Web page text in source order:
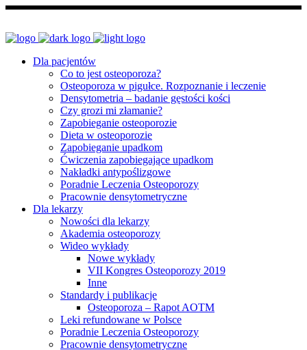
Dla pacjentów
Co to jest osteoporoza?
Osteoporoza w pigułce. Rozpoznanie i leczenie
Densytometria – badanie gęstości kości
Czy grozi mi złamanie?
Zapobieganie osteoporozie
Dieta w osteoporozie
Zapobieganie upadkom
Ćwiczenia zapobiegające upadkom
Nakładki antypoślizgowe
Poradnie Leczenia Osteoporozy
Pracownie densytometryczne
Dla lekarzy
Nowości dla lekarzy
Akademia osteoporozy
Wideo wykłady
Nowe wykłady
VII Kongres Osteoporozy 2019
Inne
Standardy i publikacje
Osteoporoza – Rapot AOTM
Leki refundowane w Polsce
Poradnie Leczenia Osteoporozy
Pracownie densytometryczne